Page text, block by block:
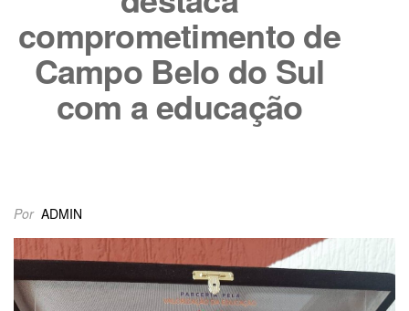
comprometimento de
Campo Belo do Sul
com a educação
Por ADMIN